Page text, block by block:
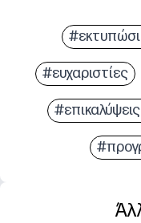
#ευχαριστίες
#επικαλύψεις